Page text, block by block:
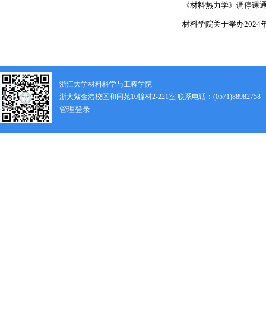
《材料热力学》调停课
材料学院关于举办2024
浙江大学材料科学与工程学院
浙大紫金港校区和同苑10幢材2-221室 联系电话：(0571)88982758
管理登录